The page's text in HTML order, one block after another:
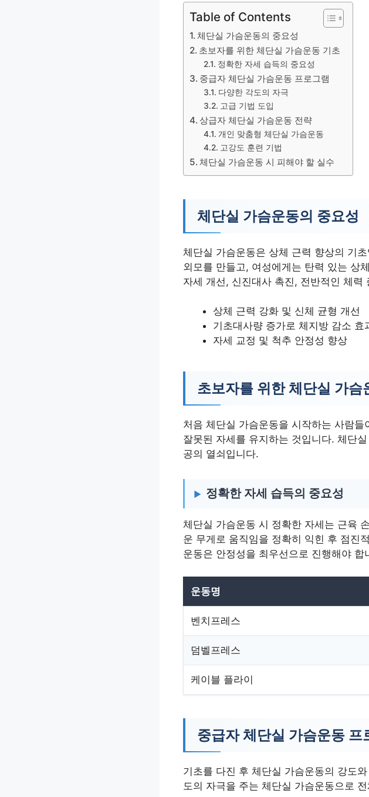
Table of Contents
체단실 가슴운동의 중요성
초보자를 위한 체단실 가슴운동 기초
정확한 자세 습득의 중요성
중급자 체단실 가슴운동 프로그램
다양한 각도의 자극
고급 기법 도입
상급자 체단실 가슴운동 전략
개인 맞춤형 체단실 가슴운동
고강도 훈련 기법
체단실 가슴운동 시 피해야 할 실수
체단실 가슴운동의 중요성
체단실 가슴운동은 상체 근력 향상의 기
외모를 만들고, 여성에게는 탄력 있는 상
자세 개선, 신진대사 촉진, 전반적인 체력
상체 근력 강화 및 신체 균형 개선
기초대사량 증가로 체지방 감소 효
자세 교정 및 척추 안정성 향상
초보자를 위한 체단실 가슴
처음 체단실 가슴운동을 시작하는 사람
잘못된 자세를 유지하는 것입니다. 체단
공의 열쇠입니다.
정확한 자세 습득의 중요성
체단실 가슴운동 시 정확한 자세는 근육
운 무게로 움직임을 정확히 익힌 후 점진
운동은 안정성을 최우선으로 진행해야 합
운동명
벤치프레스
덤벨프레스
케이블 플라이
중급자 체단실 가슴운동 프
기초를 다진 후 체단실 가슴운동의 강도
도의 자극을 주는 체단실 가슴운동으로